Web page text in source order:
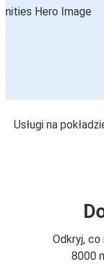
Usługi na
Odkryj,
8000